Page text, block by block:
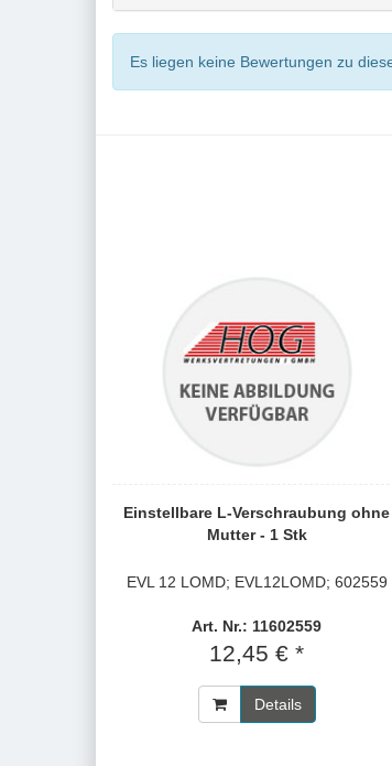
Es liegen keine Bewertungen zu
Einstellbare L-Verschraubung ohne
Mutter - 1 Stk
EVL 12 LOMD; EVL12LOMD; 602559
Art. Nr.: 11602559
12,45 € *
Details